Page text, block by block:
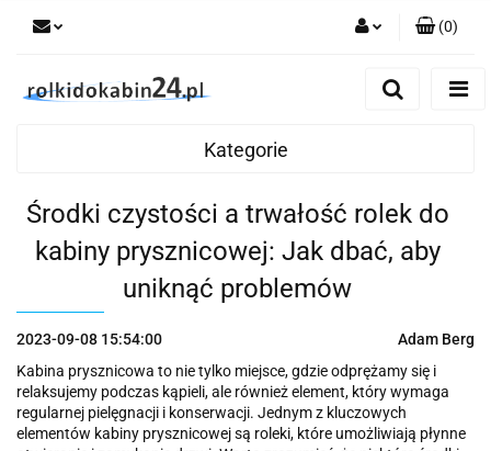
Dodaj zgłoszenie
(0)
Kategorie
Środki czystości a trwałość rolek do
kabiny prysznicowej: Jak dbać, aby
uniknąć problemów
2023-09-08 15:54:00
Adam Berg
Kabina prysznicowa to nie tylko miejsce, gdzie odprężamy się i
relaksujemy podczas kąpieli, ale również element, który wymaga
regularnej pielęgnacji i konserwacji. Jednym z kluczowych
elementów kabiny prysznicowej są roleki, które umożliwiają płynne